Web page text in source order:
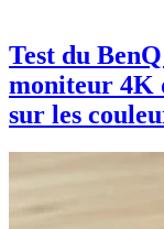
Test du
moniteur 4K
sur les